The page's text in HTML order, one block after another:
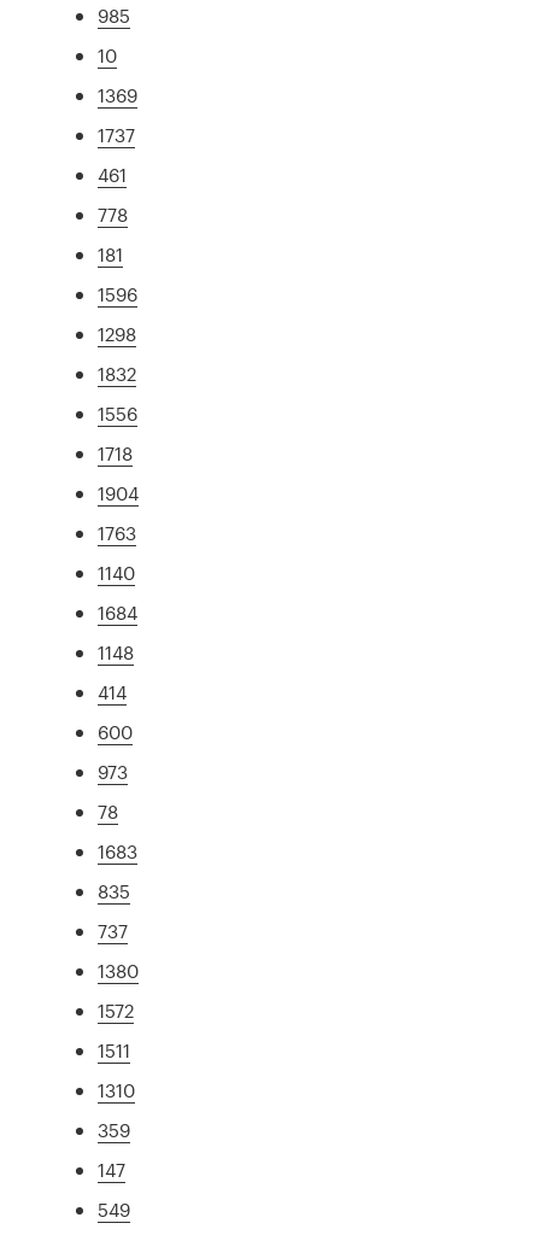
985
10
1369
1737
461
778
181
1596
1298
1832
1556
1718
1904
1763
1140
1684
1148
414
600
973
78
1683
835
737
1380
1572
1511
1310
359
147
549